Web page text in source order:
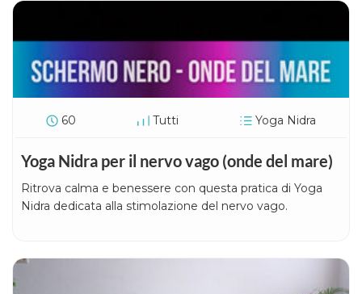
60 Tutti Yoga Nidra
Yoga Nidra per il nervo vago (onde del mare)
Ritrova calma e benessere con questa pratica di Yoga
Nidra dedicata alla stimolazione del nervo vago.